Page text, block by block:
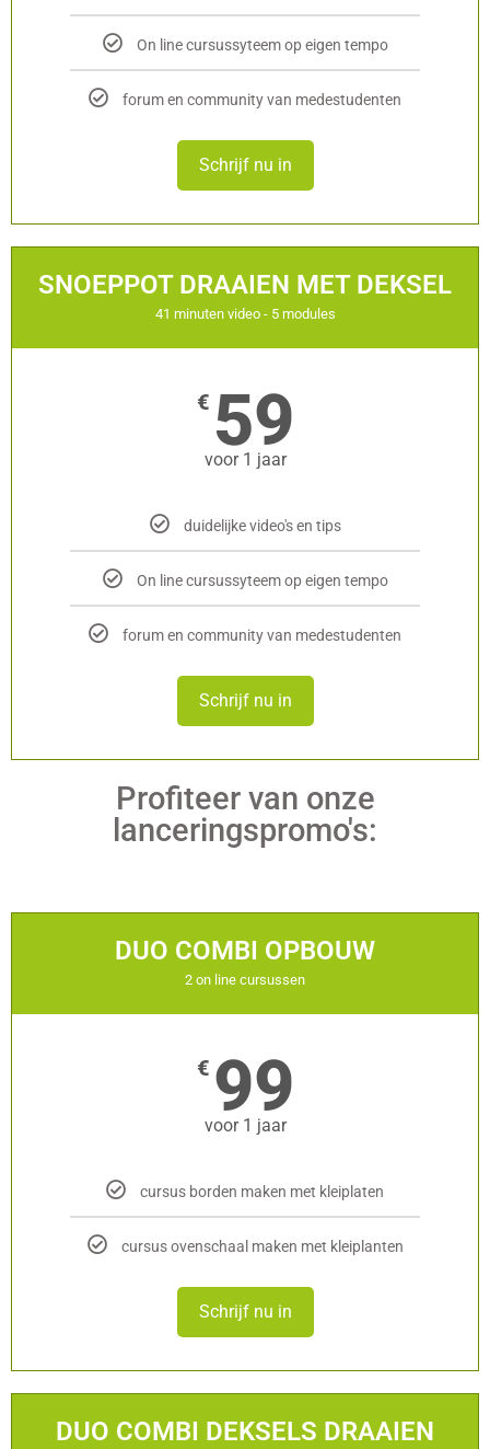
On line cursussyteem op eigen tempo
forum en community van medestudenten
Schrijf nu in
SNOEPPOT DRAAIEN MET DEKSEL
41 minuten video - 5 modules
€ 59
voor 1 jaar
duidelijke video's en tips
On line cursussyteem op eigen tempo
forum en community van medestudenten
Schrijf nu in
Profiteer van onze
lanceringspromo's:
DUO COMBI OPBOUW
2 on line cursussen
€ 99
voor 1 jaar
cursus borden maken met kleiplaten
cursus ovenschaal maken met kleiplanten
Schrijf nu in
DUO COMBI DEKSELS DRAAIEN